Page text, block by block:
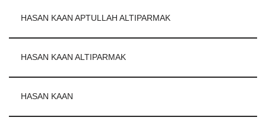
HASAN KAAN APTULLAH ALTIPARMAK
HASAN KAAN ALTIPARMAK
HASAN KAAN